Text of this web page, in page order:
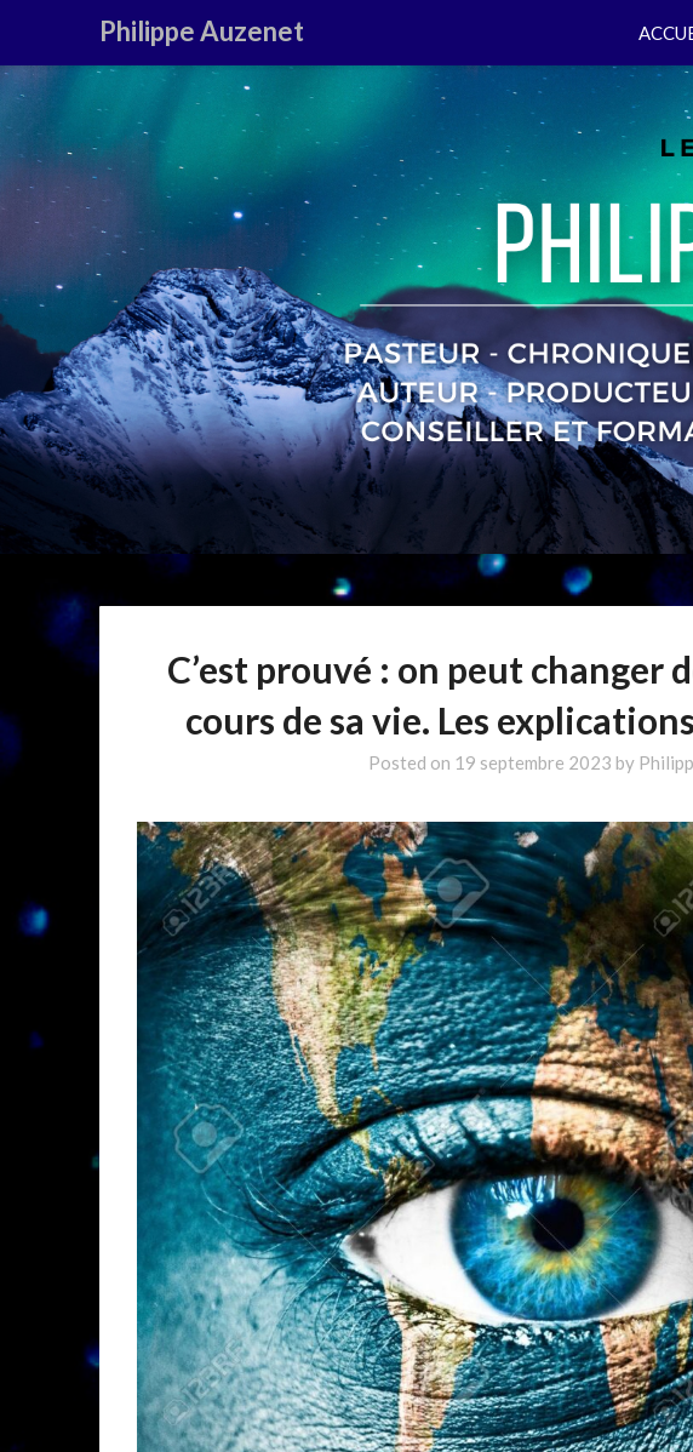
Philippe Auzenet
C’est prouvé : on peut changer
cours de sa vie. Les
Posted on 19 septembre 2023 by